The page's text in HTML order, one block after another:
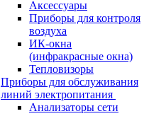
Аксессуары
Приборы для контроля
воздуха
ИК-окна
(инфракрасные окна)
Тепловизоры
Приборы для обслуживания
линий электропитания
Анализаторы сети